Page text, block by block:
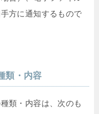
方に通知するもので
類・内容
類・内容は、次のも